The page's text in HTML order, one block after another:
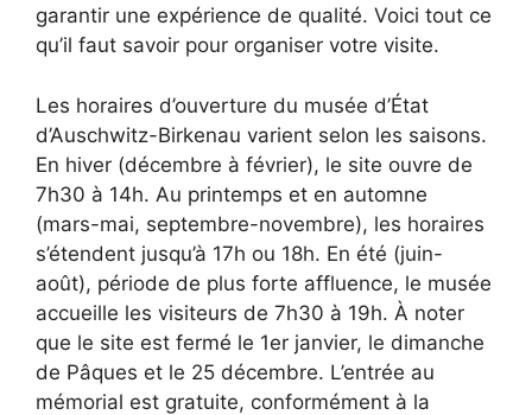
garantir une expérience de qualité. Voici tout ce
qu’il faut savoir pour organiser votre visite.
Les horaires d’ouverture du musée d’État
d’Auschwitz-Birkenau varient selon les saisons.
En hiver (décembre à février), le site ouvre de
7h30 à 14h. Au printemps et en automne
(mars-mai, septembre-novembre), les horaires
s’étendent jusqu’à 17h ou 18h. En été (juin-
août), période de plus forte affluence, le musée
accueille les visiteurs de 7h30 à 19h. À noter
que le site est fermé le 1er janvier, le dimanche
de Pâques et le 25 décembre. L’entrée au
mémorial est gratuite, conformément à la